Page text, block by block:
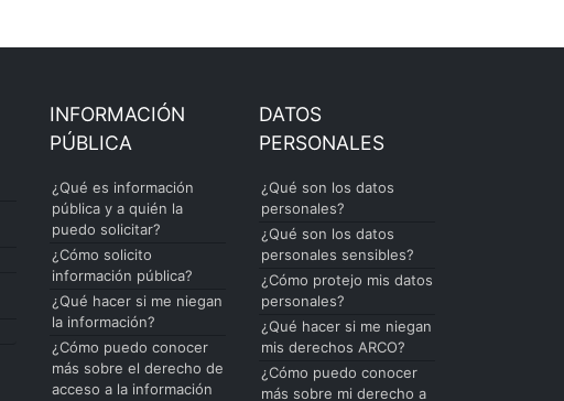
INFORMACIÓN
PÚBLICA
¿Qué es información
pública y a quién la
puedo solicitar?
¿Cómo solicito
información pública?
¿Qué hacer si me niegan
la información?
¿Cómo puedo conocer
más sobre el derecho de
acceso a la información
DATOS
PERSONALES
¿Qué son los datos
personales?
¿Qué son los datos
personales sensibles?
¿Cómo protejo mis datos
personales?
¿Qué hacer si me niegan
mis derechos ARCO?
¿Cómo puedo conocer
más sobre mi derecho a